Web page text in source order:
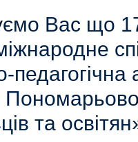
Вас що
та